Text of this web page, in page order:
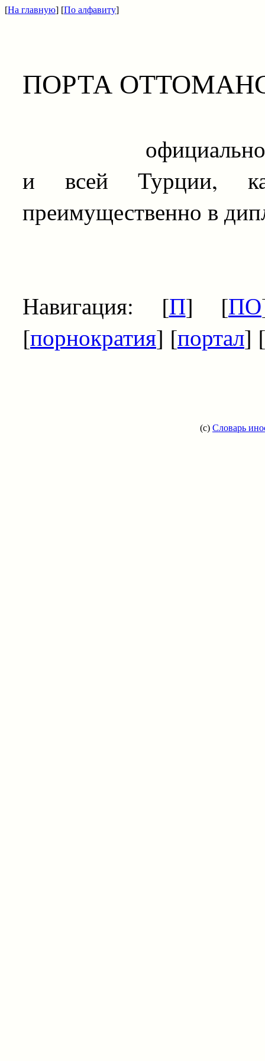
[На главную] [По алфавиту]
ПОРТА
официальное
и всей Турции,
преимущественно в
Навигация: [П] [ПО
[порнократия] [портал] [
(c) Словарь